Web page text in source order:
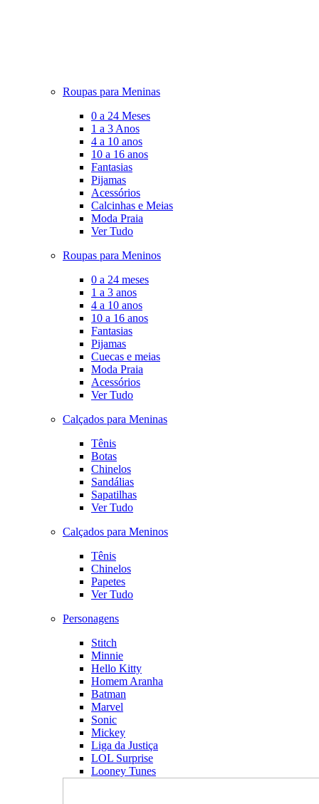
Roupas para Meninas
0 a 24 Meses
1 a 3 Anos
4 a 10 anos
10 a 16 anos
Fantasias
Pijamas
Acessórios
Calcinhas e Meias
Moda Praia
Ver Tudo
Roupas para Meninos
0 a 24 meses
1 a 3 anos
4 a 10 anos
10 a 16 anos
Fantasias
Pijamas
Cuecas e meias
Moda Praia
Acessórios
Ver Tudo
Calçados para Meninas
Tênis
Botas
Chinelos
Sandálias
Sapatilhas
Ver Tudo
Calçados para Meninos
Tênis
Chinelos
Papetes
Ver Tudo
Personagens
Stitch
Minnie
Hello Kitty
Homem Aranha
Batman
Marvel
Sonic
Mickey
Liga da Justiça
LOL Surprise
Looney Tunes